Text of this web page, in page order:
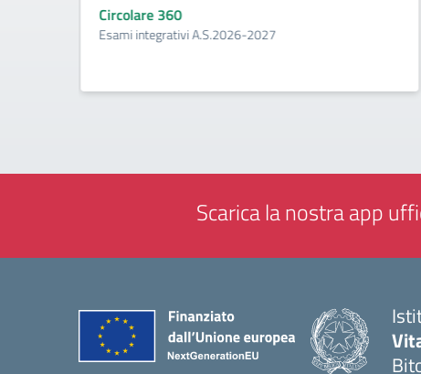
Circolare 360
Esami integrativi A.S.2026-2027
Scarica la nostra app